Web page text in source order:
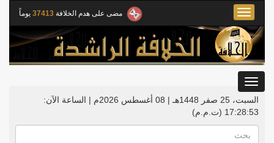
مضى على هدم الخلافة 37413 يوماً
Toggle
navigation
السبت، 25 صفر 1448هـ | 08 أغسطس 2026م |
الساعة الآن:
17:28:53 (ت.م.م)